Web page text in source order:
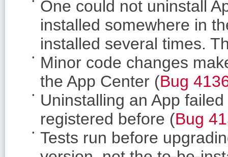
One could not uninstall
installed somewhere in
installed several times.
Minor code changes
the App Center (Bug
Uninstalling an App
registered before (Bug
Tests run before